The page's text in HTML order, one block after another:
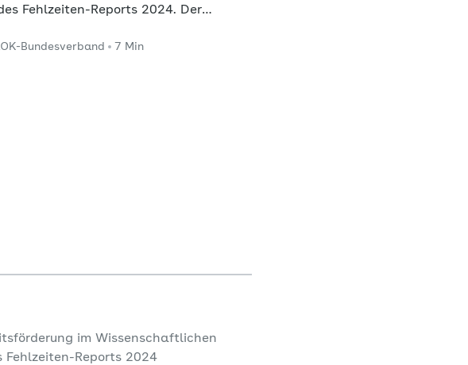
Fehlzeiten-Reports 2024. Der
auch die jüngste Entwicklung
Bundesverband 7 Min
im Wissenschaftlichen
Fehlzeiten-Reports 2024